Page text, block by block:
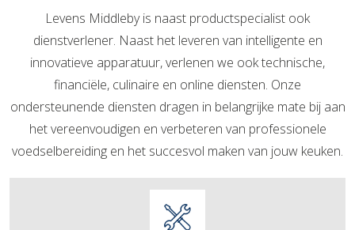
Levens Middleby is naast productspecialist ook
dienstverlener. Naast het leveren van intelligente en
innovatieve apparatuur, verlenen we ook technische,
financiële, culinaire en online diensten. Onze
ondersteunende diensten dragen in belangrijke mate bij aan
het vereenvoudigen en verbeteren van professionele
voedselbereiding en het succesvol maken van jouw keuken.